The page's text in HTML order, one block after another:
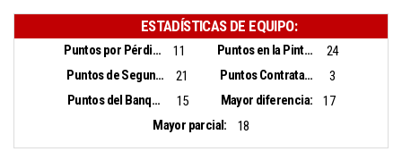
ESTADÍSTICAS DE EQUIPO:
Puntos por Pérdidas: 11 Puntos en la Pintura:
24
Puntos de Segunda Oportunidad:
21 Puntos Contrataque:
3
Puntos del Banquillo:
15 Mayor diferencia:
17
Mayor parcial:
18